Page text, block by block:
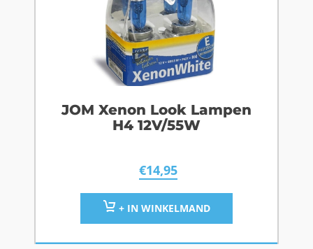
JOM Xenon Look Lampen
H4 12V/55W
€14,95
+ IN WINKELMAND